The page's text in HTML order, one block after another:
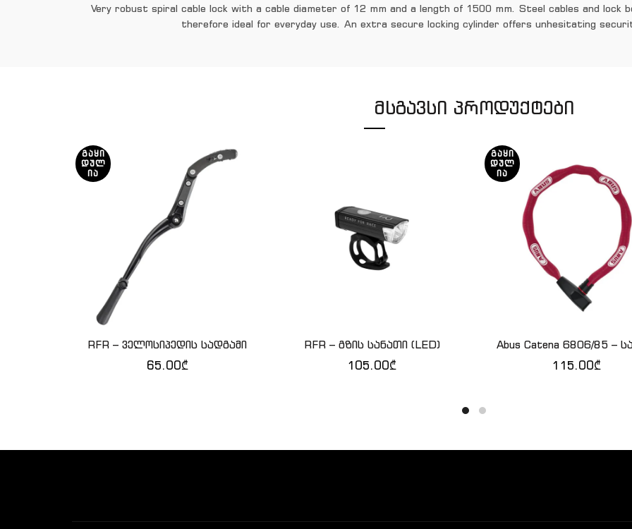
Very robust spiral cable lock with a cable diameter of 12 mm and a length of 1500 mm. Steel cables and lock
therefore ideal for everyday use. An extra secure locking cylinder offers unhesitating
ᲛᲡᲒᲐᲕᲡᲘ ᲞᲠᲝᲓᲣᲥᲢᲔᲑᲘ
ᲒᲐᲧᲘ
ᲓᲣᲚ
ᲘᲐ
ᲕᲠᲪᲚᲐᲓ
RFR – ველოსიპედის სადგამი
65.00₾
ᲙᲐᲚᲐᲗᲐᲨᲘ ᲓᲐᲛᲐᲢᲔᲑᲐ
RFR – გზის სანათი (LED)
105.00₾
ᲒᲐᲧᲘ
ᲓᲣᲚ
ᲘᲐ
QUICK SHOP
Abus Catena 6806/85 –
115.00₾